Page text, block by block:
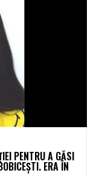
PENTRU A GĂSI
ERA ÎN